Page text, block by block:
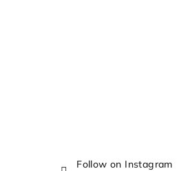
Follow on Instagram